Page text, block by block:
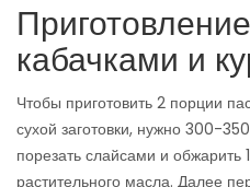
кабачками и
Чтобы приготовить 2 порции
сухой заготовки, нужно 300-
порезать слайсами и обжарить
растительного масла. Далее